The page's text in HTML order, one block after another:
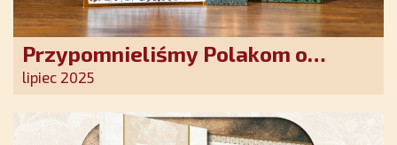
Przypomnieliśmy Polakom o
obecności Anioła Stróża!
lipiec 2025